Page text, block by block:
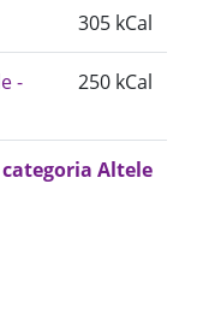
305 kCal
-
250 kCal
Altele